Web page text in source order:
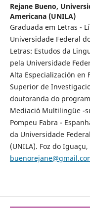
Rejane Bueno,
Americana (UNILA)
Graduada em Letras -
Universidade Federal
Letras: Estudos da
pela Universidade
Alta Especialización en
Superior de
doutoranda do
Mediació Multilingüe -
Pompeu Fabra -
da Universidade
(UNILA). Foz do